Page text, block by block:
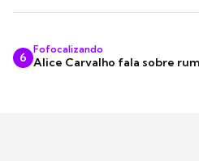
6
Fofocalizando
Alice Carvalho fala sobre